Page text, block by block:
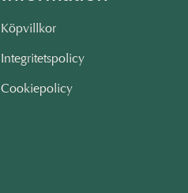
Köpvillkor
Integritetspolicy
Cookiepolicy